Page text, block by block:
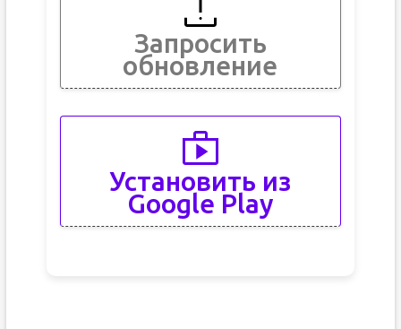
Запросить
обновление
Установить из
Google Play